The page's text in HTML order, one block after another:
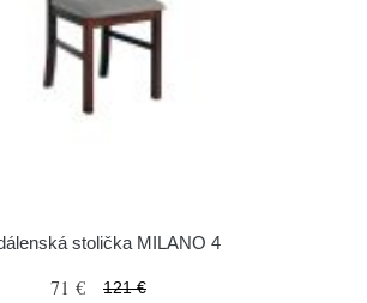
stolička MILANO 4
71 € 121 €